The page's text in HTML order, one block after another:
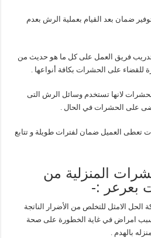
ضمان بعد القيام بعملية الرش بعدم
فريق العمل على كل ما هو حديث من
للقضاء على الحشرات بكافة أنواعها .
لانها تستخدم وسائل الرش التى
على الحشرات في الحال .
العميل ضمان لفترات طويلة و تتابع
المنزلية من
بعرعر :-
الامثل للتخلص من الأضرار الناتجة
امراض في غاية الخطورة على صحة
بالهدم .